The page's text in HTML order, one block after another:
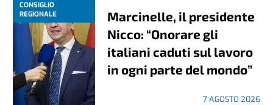
CONSIGLIO
REGIONALE
Marcinelle, il presidente
Nicco: “Onorare gli
italiani caduti sul lavoro
in ogni parte del mondo”
7 AGOSTO 2026